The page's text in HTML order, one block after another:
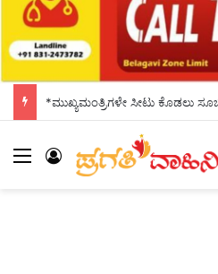
Menu Log In